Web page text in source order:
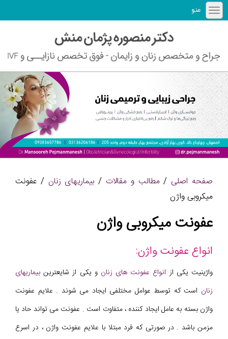
منو
صفحه اصلی /مطالب و مقالات / بیماریهای زنان / عفونت
میکروبی واژن
عفونت میکروبی واژن
انواع عفونت واژن:
واژینیت یکی از انواع عفونت های زنان و یکی از شایعترین بیماریهای
زنان است که توسط عوامل مختلفی ایجاد می شوند . علایم عفونت
واژن بسته به عامل ایجاد کننده ، متفاوت است . عفونت می تواند حاد یا
مزمن باشد . در صورتی که فرد مبتلا با علایم عفونت واژن ، در اسرع